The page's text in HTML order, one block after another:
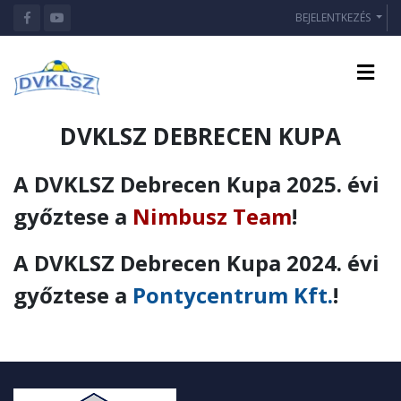
BEJELENTKEZÉS
DVKLSZ DEBRECEN KUPA
A DVKLSZ Debrecen Kupa 2025. évi
győztese a Nimbusz Team!
A DVKLSZ Debrecen Kupa 2024. évi
győztese a Pontycentrum Kft.!